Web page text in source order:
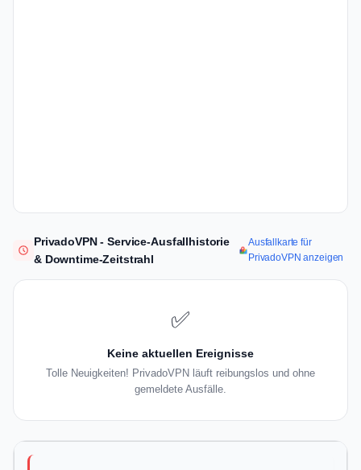
PrivadoVPN - Service-Ausfallhistorie
& Downtime-Zeitstrahl
Ausfallkarte für
PrivadoVPN anzeigen
✅
Keine aktuellen Ereignisse
Tolle Neuigkeiten! PrivadoVPN läuft reibungslos und ohne
gemeldete Ausfälle.